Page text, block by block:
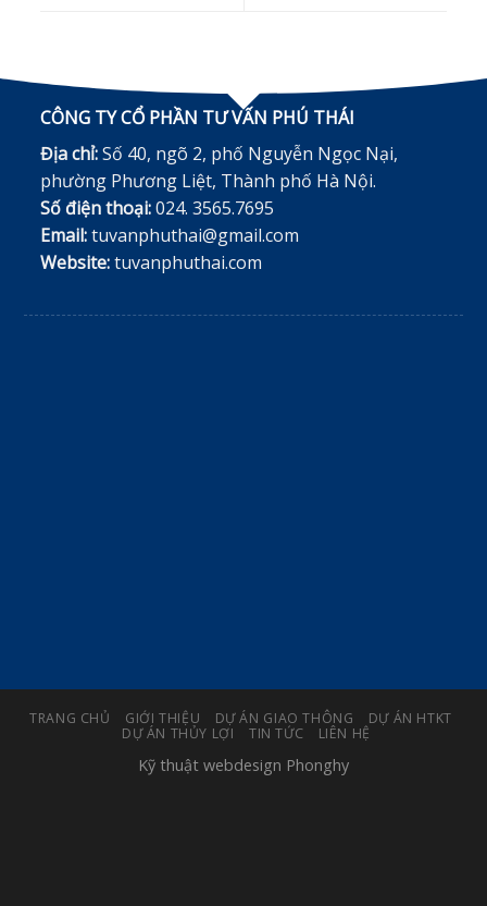
CÔNG TY CỔ PHẦN TƯ VẤN PHÚ THÁI
Địa chỉ:Số 40, ngõ 2, phố Nguyễn Ngọc Nại,
phường Phương Liệt, Thành phố Hà Nội.
Số điện thoại:024. 3565.7695
Email:tuvanphuthai@gmail.com
Website:tuvanphuthai.com
TRANG CHỦ GIỚI THIỆU DỰ ÁN GIAO THÔNG
DỰ ÁN HTKT
DỰ ÁN THỦY LỢI
TIN TỨC LIÊN HỆ
Kỹ thuật webdesign Phonghy